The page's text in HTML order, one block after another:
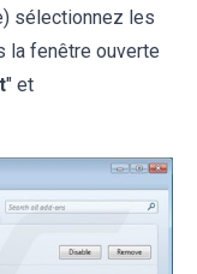
sélectionnez les
la fenêtre ouverte
" et